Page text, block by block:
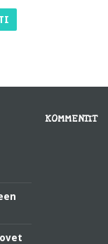
KOMMENTIT